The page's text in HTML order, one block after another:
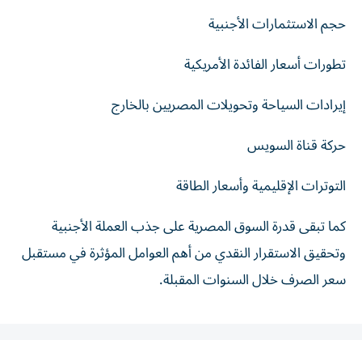
حجم الاستثمارات الأجنبية
تطورات أسعار الفائدة الأمريكية
إيرادات السياحة وتحويلات المصريين بالخارج
حركة قناة السويس
التوترات الإقليمية وأسعار الطاقة
كما تبقى قدرة السوق المصرية على جذب العملة الأجنبية
وتحقيق الاستقرار النقدي من أهم العوامل المؤثرة في مستقبل
سعر الصرف خلال السنوات المقبلة.